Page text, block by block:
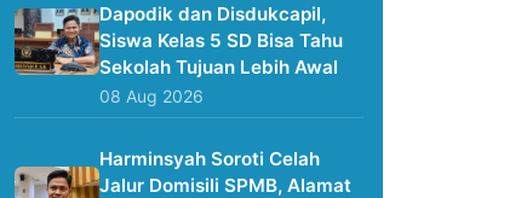
Dapodik dan Disdukcapil,
Siswa Kelas 5 SD Bisa Tahu
Sekolah Tujuan Lebih Awal
08 Aug 2026
Harminsyah Soroti Celah
Jalur Domisili SPMB, Alamat